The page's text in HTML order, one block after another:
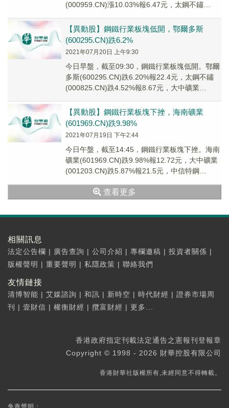
(000959.CN)漲10.03%報6.47元，太鋼不鏽
【異動股】鋼鐵行業板塊低開，鄂爾多斯
(600295.CN)跌6.2%
2021年07月20日 上午9:30
今日早盤，截至09:30，鋼鐵行業板塊低開。鄂爾
多斯(600295.CN)跌6.20%報22.4元，太鋼不鏽
(000825.CN)跌4.52%報8.67元，大中礦業
【異動股】鋼鐵行業板塊下挫，海南礦業
(601969.CN)跌9.98%
2021年07月19日 下午2:44
今日午盤，截至14:45，鋼鐵行業板塊下挫。海南
礦業(601969.CN)跌9.98%報12.72元，大中礦業
(001203.CN)跌5.87%報21.5元，中信特鋼
查看更多
相關訊息
法定公告欄 | 廣告查詢 | 公司介紹 | 專欄邀稿 | 投資者關係 |
版權聲明 | 重要聲明 | 私隱政策 | 聯絡我們
友情鏈接
清博智能 | 艾媒諮詢 | 和訊 | 新時空 | 時代財經 | 證券市場周
刊
| 壹財信 | 權衡財經 | 攬富財經 | 更多...
香港政府指定刊載法定通告之憲報刊登報章
Copyright © 1998 - 2026 財華控股有限公司
香港財華社版權所有,未經同意不得轉載。